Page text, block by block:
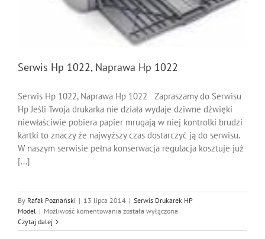
Serwis Hp 1022, Naprawa Hp 1022
Serwis Hp 1022, Naprawa Hp 1022 Zapraszamy do Serwisu
Hp Jeśli Twoja drukarka nie działa wydaje dziwne dźwięki
niewłaściwie pobiera papier mrugają w niej kontrolki brudzi
kartki to znaczy że najwyższy czas dostarczyć ją do serwisu.
W naszym serwisie pełna konserwacja regulacja kosztuje już
[...]
By Rafał Poznański | 13 lipca 2014 | Serwis Drukarek HP
Model | Możliwość komentowania Serwis
1022,
została wyłączona
Czytaj dalej